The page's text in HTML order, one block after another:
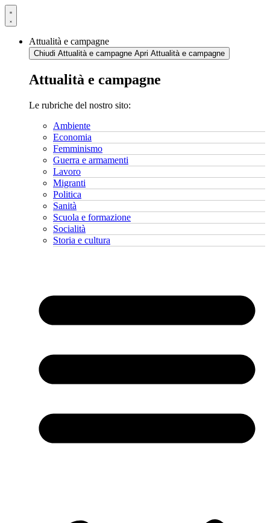
Vai
al
Attualità e campagne
Chiudi Attualità e campagne Apri Attualità e campagne
Attualità e campagne
Le rubriche del nostro sito:
Ambiente
Economia
Femminismo
Guerra e armamenti
Lavoro
Migranti
Politica
Sanità
Scuola e formazione
Socialità
Storia e cultura